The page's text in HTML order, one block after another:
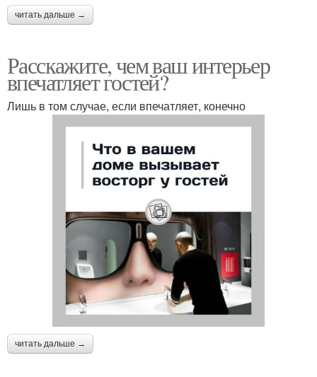
читать дальше →
Расскажите, чем ваш интерьер
впечатляет гостей?
Лишь в том случае, если впечатляет, конечно
читать дальше →